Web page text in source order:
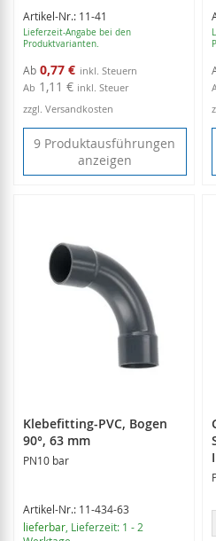
Artikel-Nr.: 11-41
Lieferzeit-Angabe bei den
Produktvarianten.
Ab 0,77 €
Ab 1,11 € inkl. Steuer
zzgl. Versandkosten
9 Produktausführungen
anzeigen
Klebefitting-PVC, Bogen
90°, 63 mm
PN10 bar
Artikel-Nr.: 11-434-63
lieferbar , Lieferzeit: 1 - 2